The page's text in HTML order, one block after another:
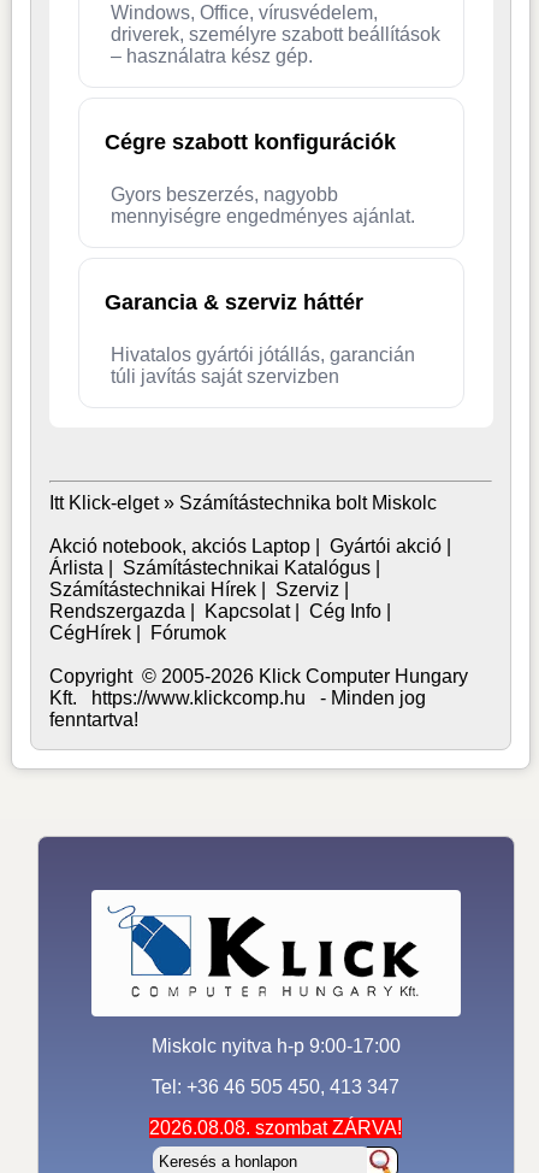
Windows, Office, vírusvédelem,
driverek, személyre szabott beállítások
– használatra kész gép.
Cégre szabott konfigurációk
Gyors beszerzés, nagyobb
mennyiségre engedményes ajánlat.
Garancia & szerviz háttér
Hivatalos gyártói jótállás, garancián
túli javítás saját szervizben
Itt Klick-elget » Számítástechnika bolt Miskolc
Akció notebook, akciós Laptop| Gyártói akció|
Árlista
Számítástechnikai Katalógus|
Számítástechnikai Hírek| Szerviz
Rendszergazda
Kapcsolat| Cég Info|
CégHírek| Fórumok
Copyright © 2005-2026 Klick Computer Hungary
Kft. https://www.klickcomp.hu - Minden jog
fenntartva!
Miskolc nyitva h-p 9:00-17:00
Tel: +36 46 505 450, 413 347
2026.08.08. szombat ZÁRVA!